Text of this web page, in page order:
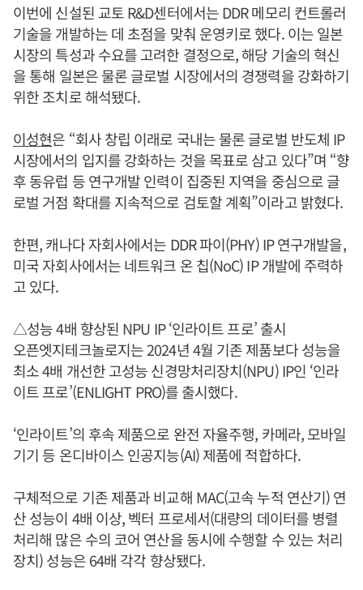
이번에 신설된 교토 R&D센터에서는 DDR 메모리 컨트롤러
기술을 개발하는 데 초점을 맞춰 운영키로 했다. 이는 일본
시장의 특성과 수요를 고려한 결정으로, 해당 기술의 혁신
을 통해 일본은 물론 글로벌 시장에서의 경쟁력을 강화하기
위한 조치로 해석됐다.
이성현은 “회사 창립 이래로 국내는 물론 글로벌 반도체 IP
시장에서의 입지를 강화하는 것을 목표로 삼고 있다”며 “향
후 동유럽 등 연구개발 인력이 집중된 지역을 중심으로 글
로벌 거점 확대를 지속적으로 검토할 계획”이라고 밝혔다.
한편, 캐나다 자회사에서는 DDR 파이(PHY) IP 연구개발을,
미국 자회사에서는 네트워크 온 칩(NoC) IP 개발에 주력하
고 있다.
△성능 4배 향상된 NPU IP ‘인라이트 프로’ 출시
오픈엣지테크놀로지는 2024년 4월 기존 제품보다 성능을
최소 4배 개선한 고성능 신경망처리장치(NPU) IP인 ‘인라
이트 프로’(ENLIGHT PRO)를 출시했다.
‘인라이트’의 후속 제품으로 완전 자율주행, 카메라, 모바일
기기 등 온디바이스 인공지능(AI) 제품에 적합하다.
구체적으로 기존 제품과 비교해 MAC(고속 누적 연산기) 연
산 성능이 4배 이상, 벡터 프로세서(대량의 데이터를 병렬
처리해 많은 수의 코어 연산을 동시에 수행할 수 있는 처리
장치) 성능은 64배 각각 향상됐다.